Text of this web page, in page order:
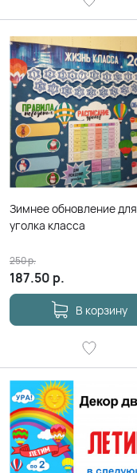
Зимнее обновление для
уголка класса
187.50 р.
250р.
В корзину